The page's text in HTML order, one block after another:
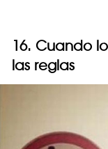
16. Cuando
las reglas